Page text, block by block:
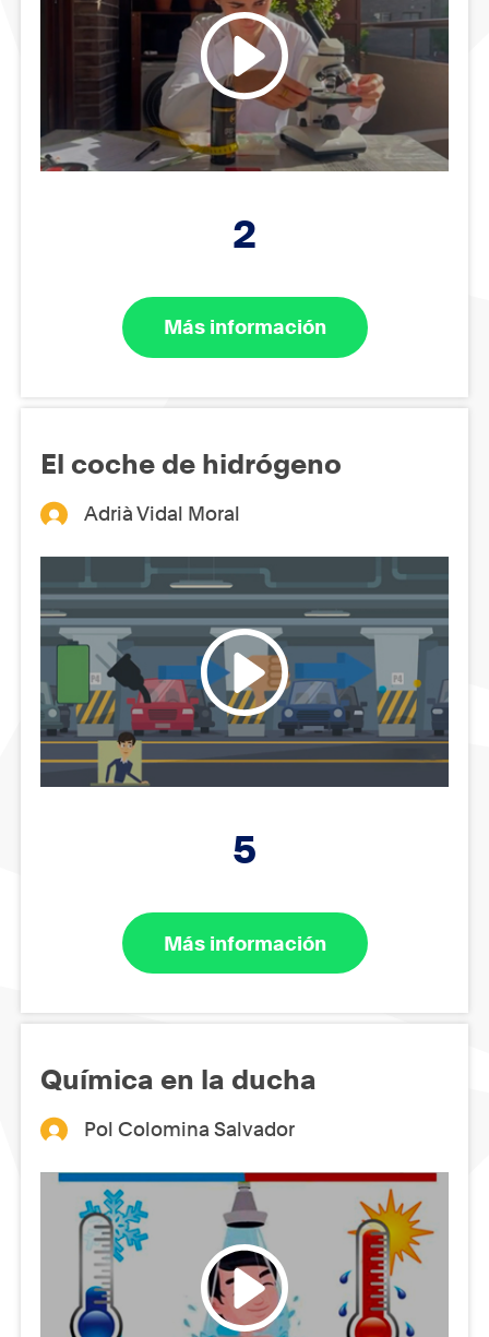
2
Más información
El coche de hidrógeno
Adrià Vidal Moral
5
Más información
Química en la ducha
Pol Colomina Salvador